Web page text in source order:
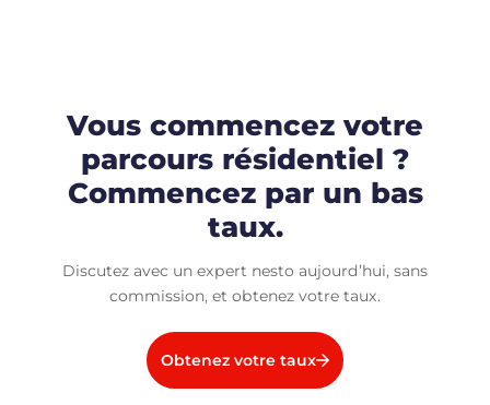
Vous commencez votre
parcours résidentiel ?
Commencez par un bas
taux.
Discutez avec un expert nesto aujourd’hui, sans
commission, et obtenez votre taux.
Obtenez votre taux